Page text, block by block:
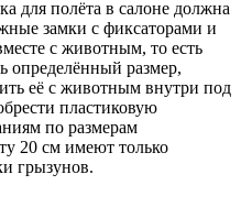
для полёта в салоне должна
замки с фиксаторами и
с животным, то есть
определённый размер,
её с животным внутри под
пластиковую
по размерам
20 см имеют только
грызунов.